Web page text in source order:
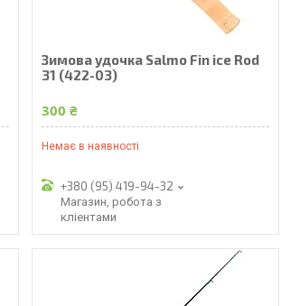
Зимова удочка Salmo Fin ice Rod
31 (422-03)
300 ₴
Немає в наявності
+380 (95) 419-94-32
Магазин, робота з
кліентами